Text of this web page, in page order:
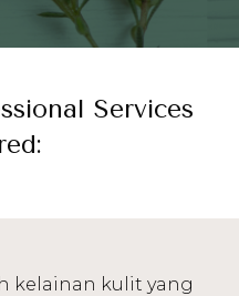
Services
kelainan kulit yang